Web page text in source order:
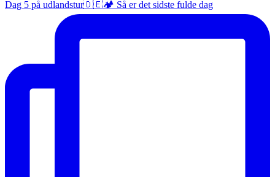
Dag 5 på udlandstur🇩🇪🏕️ Så er det sidste fulde dag